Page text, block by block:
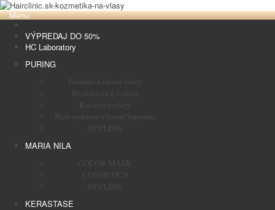
Menu
VÝPREDAJ DO 50%
HC Laboratory
PURING
Farebné a blond vlasy
Hydratácia a výživa
Kučeravé vlasy
Proti padaniu vlasov/ lupinám
STYLING
MARIA NILA
COLOR MASK
COSMETICS
STYLING
KERASTASE